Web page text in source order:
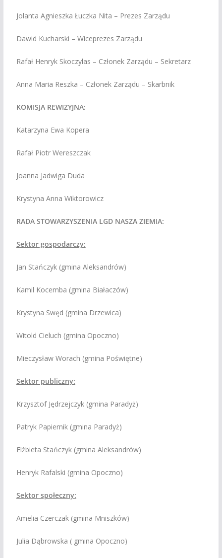
Jolanta Agnieszka Łuczka Nita – Prezes Zarządu
Dawid Kucharski – Wiceprezes Zarządu
Rafał Henryk Skoczylas – Członek Zarządu – Sekretarz
Anna Maria Reszka – Członek Zarządu – Skarbnik
KOMISJA REWIZYJNA:
Katarzyna Ewa Kopera
Rafał Piotr Wereszczak
Joanna Jadwiga Duda
Krystyna Anna Wiktorowicz
RADA STOWARZYSZENIA LGD NASZA ZIEMIA:
Sektor gospodarczy:
Jan Stańczyk (gmina Aleksandrów)
Kamil Kocemba (gmina Białaczów)
Krystyna Swęd (gmina Drzewica)
Witold Cieluch (gmina Opoczno)
Mieczysław Worach (gmina Poświętne)
Sektor publiczny:
Krzysztof Jędrzejczyk (gmina Paradyż)
Patryk Papiernik (gmina Paradyż)
Elżbieta Stańczyk (gmina Aleksandrów)
Henryk Rafalski (gmina Opoczno)
Sektor społeczny:
Amelia Czerczak (gmina Mniszków)
Julia Dąbrowska ( gmina Opoczno)